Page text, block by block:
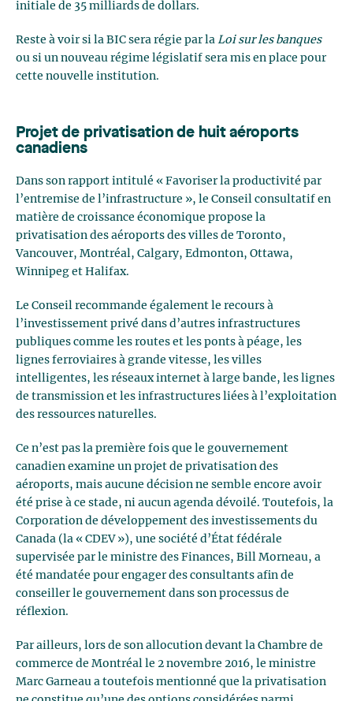
initiale de 35 milliards de dollars.
Reste à voir si la BIC sera régie par la Loi sur les banques
ou si un nouveau régime législatif sera mis en place pour
cette nouvelle institution.
Projet de privatisation de huit aéroports
canadiens
Dans son rapport intitulé « Favoriser la productivité par
l’entremise de l’infrastructure », le Conseil consultatif en
matière de croissance économique propose la
privatisation des aéroports des villes de Toronto,
Vancouver, Montréal, Calgary, Edmonton, Ottawa,
Winnipeg et Halifax.
Le Conseil recommande également le recours à
l’investissement privé dans d’autres infrastructures
publiques comme les routes et les ponts à péage, les
lignes ferroviaires à grande vitesse, les villes
intelligentes, les réseaux internet à large bande, les lignes
de transmission et les infrastructures liées à l’exploitation
des ressources naturelles.
Ce n’est pas la première fois que le gouvernement
canadien examine un projet de privatisation des
aéroports, mais aucune décision ne semble encore avoir
été prise à ce stade, ni aucun agenda dévoilé. Toutefois, la
Corporation de développement des investissements du
Canada (la « CDEV »), une société d’État fédérale
supervisée par le ministre des Finances, Bill Morneau, a
été mandatée pour engager des consultants afin de
conseiller le gouvernement dans son processus de
réflexion.
Par ailleurs, lors de son allocution devant la Chambre de
commerce de Montréal le 2 novembre 2016, le ministre
Marc Garneau a toutefois mentionné que la privatisation